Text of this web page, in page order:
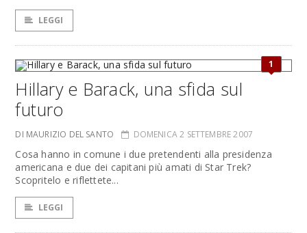
LEGGI
1
Hillary e Barack, una sfida sul
futuro
DI MAURIZIO DEL SANTO DOMENICA 2 SETTEMBRE 2007
Cosa hanno in comune i due pretendenti alla presidenza
americana e due dei capitani più amati di Star Trek?
Scopritelo e riflettete...
LEGGI